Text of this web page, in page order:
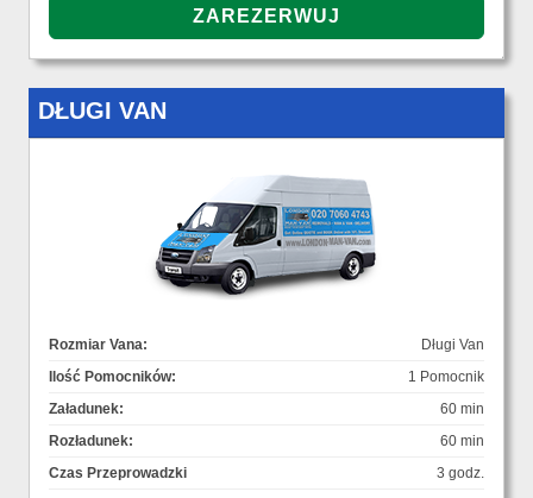
DŁUGI VAN
Rozmiar Vana:
Długi Van
Ilość Pomocników:
1 Pomocnik
Załadunek:
60 min
Rozładunek:
60 min
Czas Przeprowadzki
3 godz.